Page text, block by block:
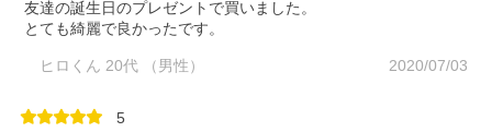
友達の誕生日のプレゼントで買いました。
とても綺麗で良かったです。
ヒロくん 20代 （男性） 2020/07/03
5